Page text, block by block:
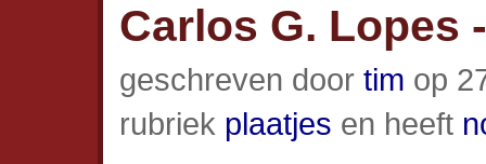
Carlos G. Lopes
geschreven door tim op
rubriek plaatjes en heeft